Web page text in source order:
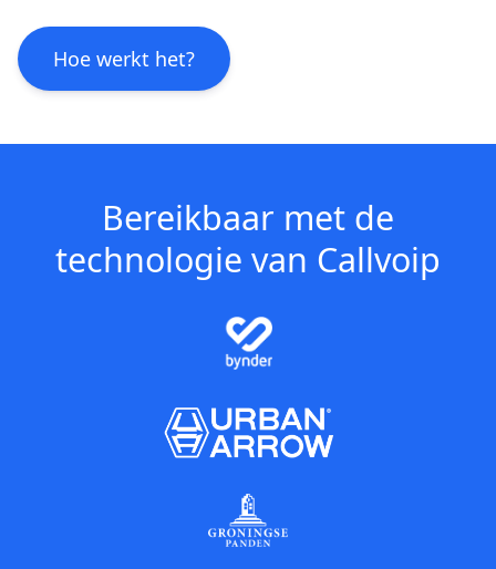
Hoe werkt het?
Bereikbaar met de
technologie van Callvoip